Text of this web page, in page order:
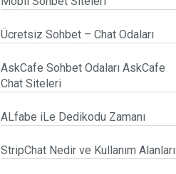
Ücretsiz Sohbet – Chat Odaları
AskCafe Sohbet Odaları AskCafe
Chat Siteleri
ALfabe iLe Dedikodu Zamanı
StripChat Nedir ve Kullanım Alanları